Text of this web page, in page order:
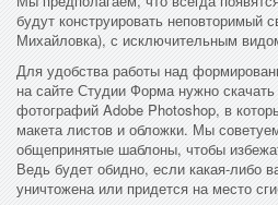
будут конструировать неповторимый
Михайловка), с исключительным
Для удобства работы над
на сайте Студии Форма нужно
фотографий Adobe Photoshop, в
макета листов и обложки. Мы
общепринятые шаблоны, чтобы
Ведь будет обидно, если какая-либо
уничтожена или придется на место